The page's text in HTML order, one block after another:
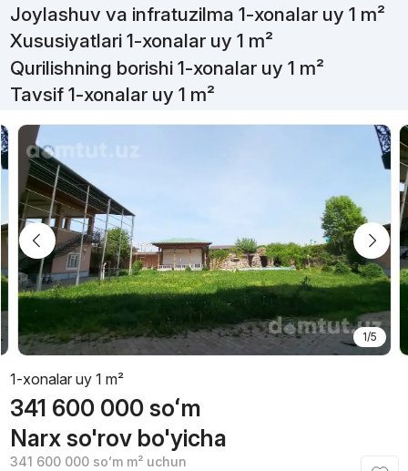
Joylashuv va infratuzilma 1-xonalar uy 1 m²
Xususiyatlari 1-xonalar uy 1 m²
Qurilishning borishi 1-xonalar uy 1 m²
Tavsif 1-xonalar uy 1 m²
1/5
1-xonalar uy 1 m²
341 600 000 soʻm
Narx so'rov bo'yicha
341 600 000 soʻmm² uchun